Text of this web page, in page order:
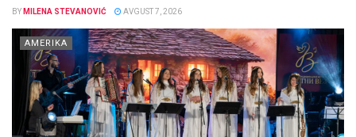
BY MILENA STEVANOVIĆ AVGUST 7, 2026
AMERIKA